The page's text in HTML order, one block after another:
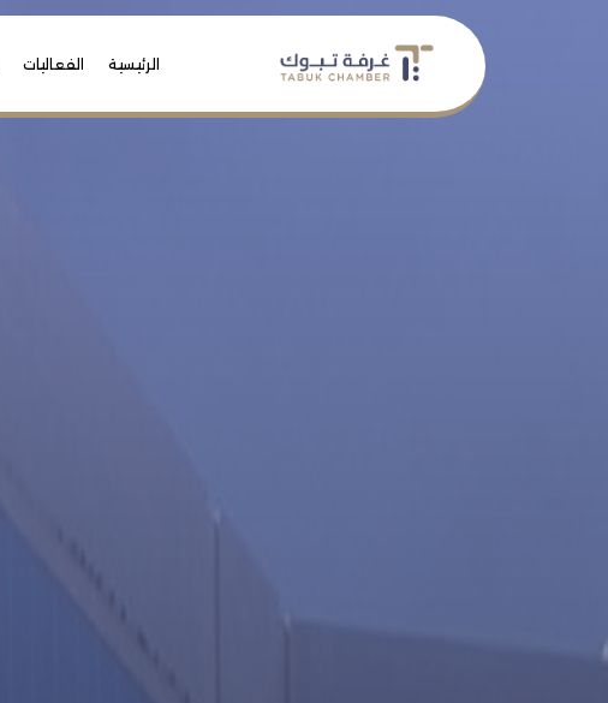
الرئيسية الفعاليات